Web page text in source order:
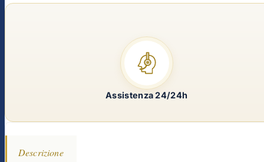
Descrizione
Assistenza 24/24h